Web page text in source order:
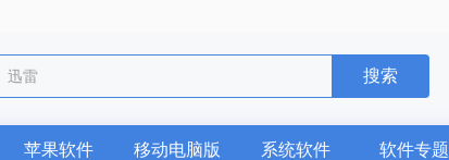
抖音 搜索
苹果软件 移动电脑版 系统软件 软件专题